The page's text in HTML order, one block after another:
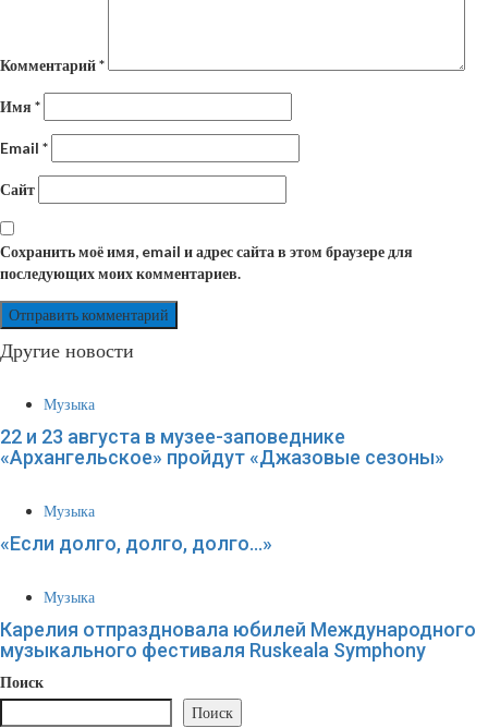
Комментарий*
Имя *
Email *
Сайт
Сохранить моё имя, email и адрес сайта в этом браузере для
последующих моих комментариев.
Другие новости
Музыка
22 и 23 августа в музее-заповеднике
«Архангельское» пройдут «Джазовые сезоны»
Музыка
«Если долго, долго, долго…»
Музыка
Карелия отпраздновала юбилей Международного
музыкального фестиваля Ruskeala Symphony
Поиск
Поиск